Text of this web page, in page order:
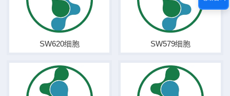
SW620细胞 SW579细胞